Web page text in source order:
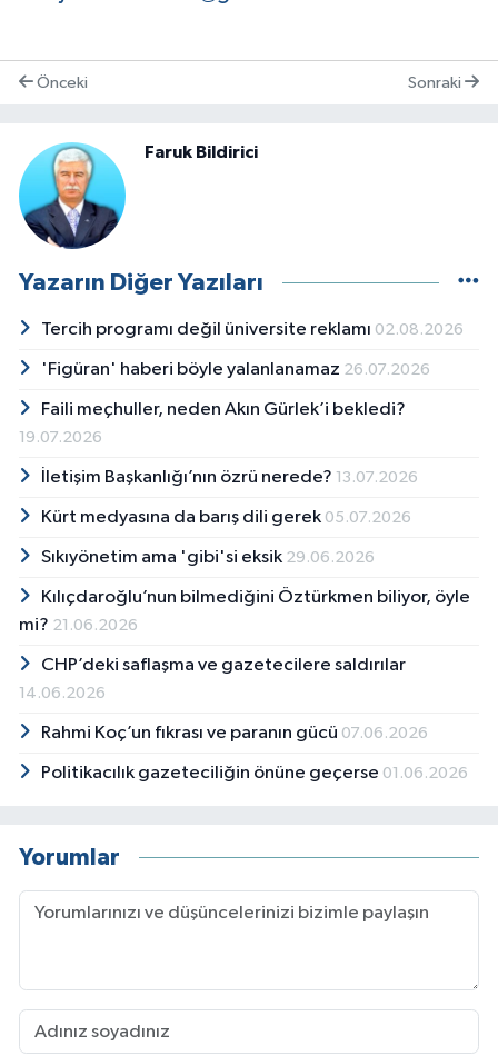
Önceki Sonraki
Faruk Bildirici
Yazarın Diğer Yazıları
Tercih programı değil üniversite reklamı 02.08.2026
'Figüran' haberi böyle yalanlanamaz 26.07.2026
Faili meçhuller, neden Akın Gürlek’i bekledi?
19.07.2026
İletişim Başkanlığı’nın özrü nerede? 13.07.2026
Kürt medyasına da barış dili gerek 05.07.2026
Sıkıyönetim ama 'gibi'si eksik 29.06.2026
Kılıçdaroğlu’nun bilmediğini Öztürkmen biliyor, öyle
mi? 21.06.2026
CHP’deki saflaşma ve gazetecilere saldırılar
14.06.2026
Rahmi Koç’un fıkrası ve paranın gücü 07.06.2026
Politikacılık gazeteciliğin önüne geçerse 01.06.2026
Yorumlar